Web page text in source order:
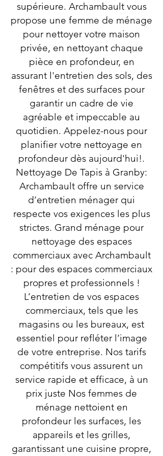
supérieure. Archambault vous
propose une femme de ménage
pour nettoyer votre maison
privée, en nettoyant chaque
pièce en profondeur, en
assurant l'entretien des sols, des
fenêtres et des surfaces pour
garantir un cadre de vie
agréable et impeccable au
quotidien. Appelez-nous pour
planifier votre nettoyage en
profondeur dès aujourd'hui!.
Nettoyage De Tapis à Granby:
Archambault offre un service
d’entretien ménager qui
respecte vos exigences les plus
strictes. Grand ménage pour
nettoyage des espaces
commerciaux avec Archambault
: pour des espaces commerciaux
propres et professionnels !
L’entretien de vos espaces
commerciaux, tels que les
magasins ou les bureaux, est
essentiel pour refléter l’image
de votre entreprise. Nos tarifs
compétitifs vous assurent un
service rapide et efficace, à un
prix juste Nos femmes de
ménage nettoient en
profondeur les surfaces, les
appareils et les grilles,
garantissant une cuisine propre,